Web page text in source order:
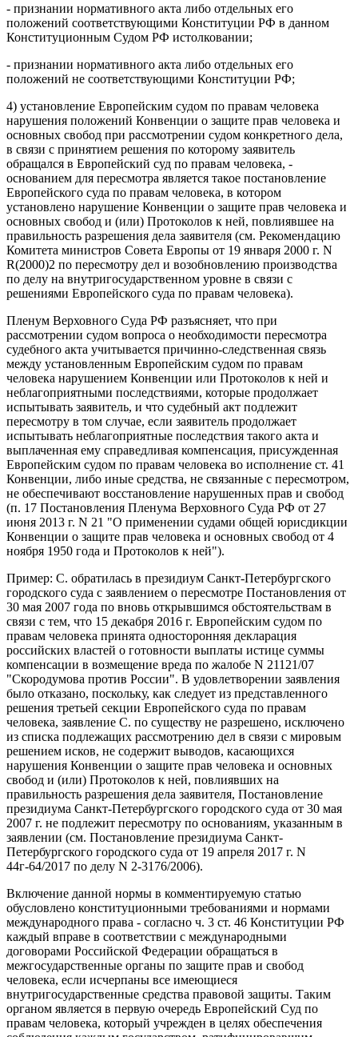
- признании нормативного акта либо отдельных его
положений соответствующими Конституции РФ в данном
Конституционным Судом РФ истолковании;
- признании нормативного акта либо отдельных его
положений не соответствующими Конституции РФ;
4) установление Европейским судом по правам человека
нарушения положений Конвенции о защите прав человека и
основных свобод при рассмотрении судом конкретного дела,
в связи с принятием решения по которому заявитель
обращался в Европейский суд по правам человека, -
основанием для пересмотра является такое постановление
Европейского суда по правам человека, в котором
установлено нарушение Конвенции о защите прав человека и
основных свобод и (или) Протоколов к ней, повлиявшее на
правильность разрешения дела заявителя (см. Рекомендацию
Комитета министров Совета Европы от 19 января 2000 г. N
R(2000)2 по пересмотру дел и возобновлению производства
по делу на внутригосударственном уровне в связи с
решениями Европейского суда по правам человека).
Пленум Верховного Суда РФ разъясняет, что при
рассмотрении судом вопроса о необходимости пересмотра
судебного акта учитывается причинно-следственная связь
между установленным Европейским судом по правам
человека нарушением Конвенции или Протоколов к ней и
неблагоприятными последствиями, которые продолжает
испытывать заявитель, и что судебный акт подлежит
пересмотру в том случае, если заявитель продолжает
испытывать неблагоприятные последствия такого акта и
выплаченная ему справедливая компенсация, присужденная
Европейским судом по правам человека во исполнение ст. 41
Конвенции, либо иные средства, не связанные с пересмотром,
не обеспечивают восстановление нарушенных прав и свобод
(п. 17 Постановления Пленума Верховного Суда РФ от 27
июня 2013 г. N 21 "О применении судами общей юрисдикции
Конвенции о защите прав человека и основных свобод от 4
ноября 1950 года и Протоколов к ней").
Пример: С. обратилась в президиум Санкт-Петербургского
городского суда с заявлением о пересмотре Постановления от
30 мая 2007 года по вновь открывшимся обстоятельствам в
связи с тем, что 15 декабря 2016 г. Европейским судом по
правам человека принята односторонняя декларация
российских властей о готовности выплаты истице суммы
компенсации в возмещение вреда по жалобе N 21121/07
"Скородумова против России". В удовлетворении заявления
было отказано, поскольку, как следует из представленного
решения третьей секции Европейского суда по правам
человека, заявление С. по существу не разрешено, исключено
из списка подлежащих рассмотрению дел в связи с мировым
решением исков, не содержит выводов, касающихся
нарушения Конвенции о защите прав человека и основных
свобод и (или) Протоколов к ней, повлиявших на
правильность разрешения дела заявителя, Постановление
президиума Санкт-Петербургского городского суда от 30 мая
2007 г. не подлежит пересмотру по основаниям, указанным в
заявлении (см. Постановление президиума Санкт-
Петербургского городского суда от 19 апреля 2017 г. N
44г-64/2017 по делу N 2-3176/2006).
Включение данной нормы в комментируемую статью
обусловлено конституционными требованиями и нормами
международного права - согласно ч. 3 ст. 46 Конституции РФ
каждый вправе в соответствии с международными
договорами Российской Федерации обращаться в
межгосударственные органы по защите прав и свобод
человека, если исчерпаны все имеющиеся
внутригосударственные средства правовой защиты. Таким
органом является в первую очередь Европейский Суд по
правам человека, который учрежден в целях обеспечения